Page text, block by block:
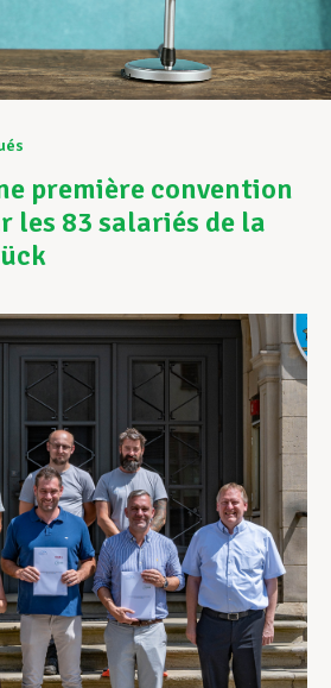
Travail
professionnel
première convention
les 83 salariés de la